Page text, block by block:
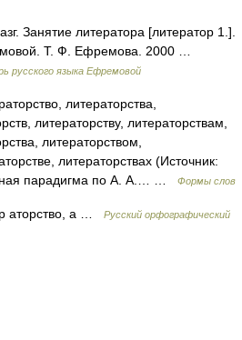
Занятие литератора [литератор 1.].
Т. Ф. Ефремова. 2000 …
русского языка Ефремовой
литераторства,
литераторству, литераторствам,
литераторством,
литераторствах (Источник:
парадигма по А. А.… …
Формы слов
аторство, а …
Русский орфографический